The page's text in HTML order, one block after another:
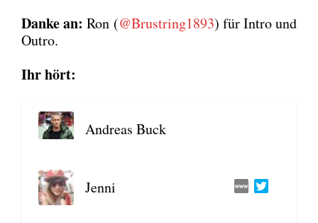
Dan­ke an: Ron (@Brustring1893) für Intro und
Out­ro.
Ihr hört:
Andre­as Buck
Jen­ni